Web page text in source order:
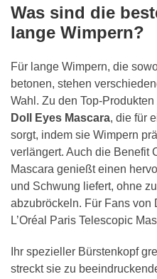
Was sind die
lange Wimpern?
Für lange Wimpern, die
betonen, stehen
Wahl. Zu den Top-
Doll Eyes Mascara, die für
sorgt, indem sie Wimpern
verlängert. Auch die Benefit
Mascara genießt einen
und Schwung liefert, ohne
abzubröckeln. Für Fans von
L’Oréal Paris Telescopic
Ihr spezieller Bürstenkopf
streckt sie zu